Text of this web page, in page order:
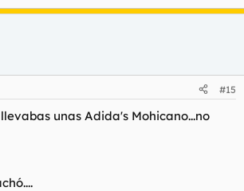
#15
unas Adida's Mohicano...no